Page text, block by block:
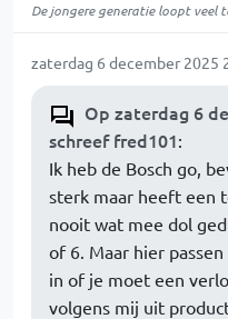
De jongere generatie loopt veel
zaterdag 6 december 2025
Op zaterdag 6
schreef fred101:
Ik heb de Bosch go,
sterk maar heeft een
nooit wat mee dol
of 6. Maar hier
in of je moet een
volgens mij uit